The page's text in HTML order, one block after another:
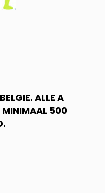
ALLE A
MINIMAAL 500